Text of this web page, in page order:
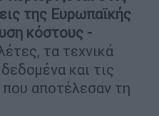
της Ευρωπαϊκής
κόστους -
τα τεχνικά
και τις
αποτέλεσαν τη